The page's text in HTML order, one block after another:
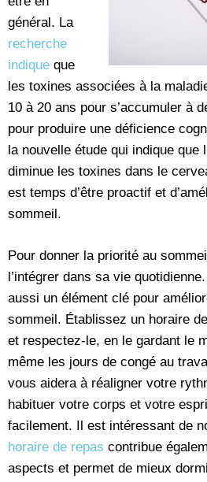
général. La
recherche
indique que
les toxines associées à la
10 à 20 ans pour s’accumuler à
pour produire une déficience
la nouvelle étude qui indique que
diminue les toxines dans le
est temps d’être proactif et
sommeil.
Pour donner la priorité au
l’intégrer dans sa vie
aussi un élément clé pour
sommeil. Établissez un horaire
et respectez-le, en le gardant le
même les jours de congé au
vous aidera à réaligner votre
habituer votre corps et votre
facilement. Il est intéressant de
horaire de repas contribue
aspects et permet de mieux